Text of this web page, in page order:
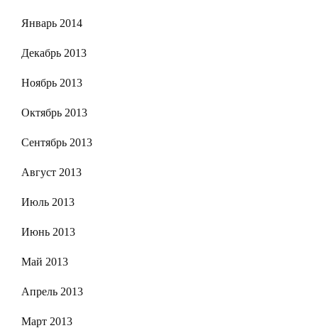
Январь 2014
Декабрь 2013
Ноябрь 2013
Октябрь 2013
Сентябрь 2013
Август 2013
Июль 2013
Июнь 2013
Май 2013
Апрель 2013
Март 2013